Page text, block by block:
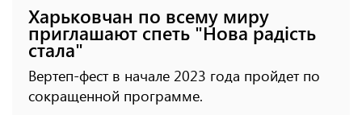
Харьковчан по всему миру
приглашают спеть "Нова радість
стала"
Вертеп-фест в начале 2023 года пройдет по
сокращенной программе.